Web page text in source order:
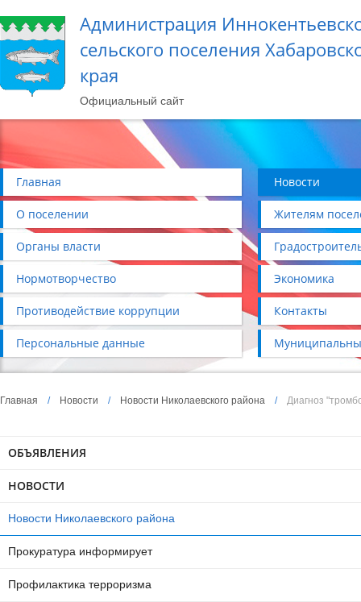
Администрация
сельского поселения
края
Официальный сайт
Главная Новости
О поселении Жителям
Органы власти
Нормотворчество Экономика
Противодействие коррупции Контакты
Персональные данные
Главная / Новости / Новости Николаевского района / Диагноз
ОБЪЯВЛЕНИЯ
НОВОСТИ
Новости Николаевского района
Прокуратура информирует
Профилактика терроризма